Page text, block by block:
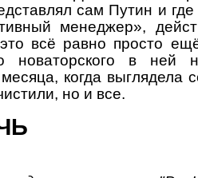
сам Путин и где
менеджер»,
всё равно просто
новаторского в ней
когда выглядела
но и все.